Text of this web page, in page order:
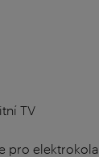
TV
pro elektrokola